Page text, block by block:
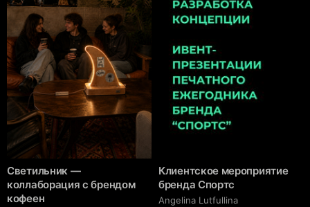
Светильник —
коллаборация с брендом
кофеен
Клиентское мероприятие
бренда Спортс
Angelina Lutfullina